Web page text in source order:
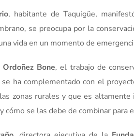
, habitante de Taquigüe,
se preocupa por la
vida en un momento de
Bone, el trabajo de
se ha complementado con el
zonas rurales y que es
cómo se las debe de combinar para